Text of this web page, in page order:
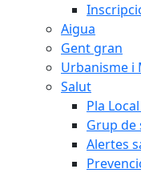
Aigua
Gent gran
Urbanisme i
Salut
Pla
Grup de
Alertes